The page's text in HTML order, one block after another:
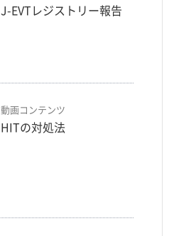
J-EVTレジストリー報告
動画コンテンツ
HITの対処法